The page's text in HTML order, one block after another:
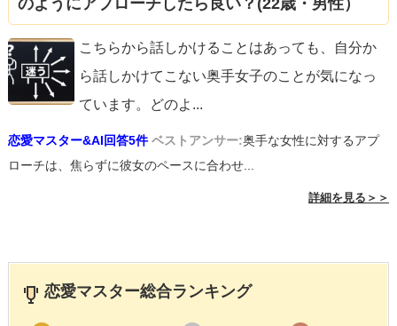
のようにアプローチしたら良い？(22歳・男性）
こちらから話しかけることはあっても、自分か
ら話しかけてこない奥手女子のことが気になっ
ています。どのよ ...
恋愛マスター&AI回答5件 ベストアンサー:奥手な女性に対するアプ
ローチは、焦らずに彼女のペースに合わせ...
詳細を見る＞＞
恋愛マスター総合ランキング